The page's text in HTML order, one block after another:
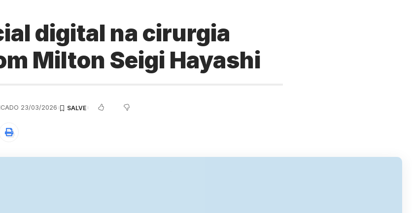
digital na cirurgia
Milton Seigi Hayashi
23/03/2026